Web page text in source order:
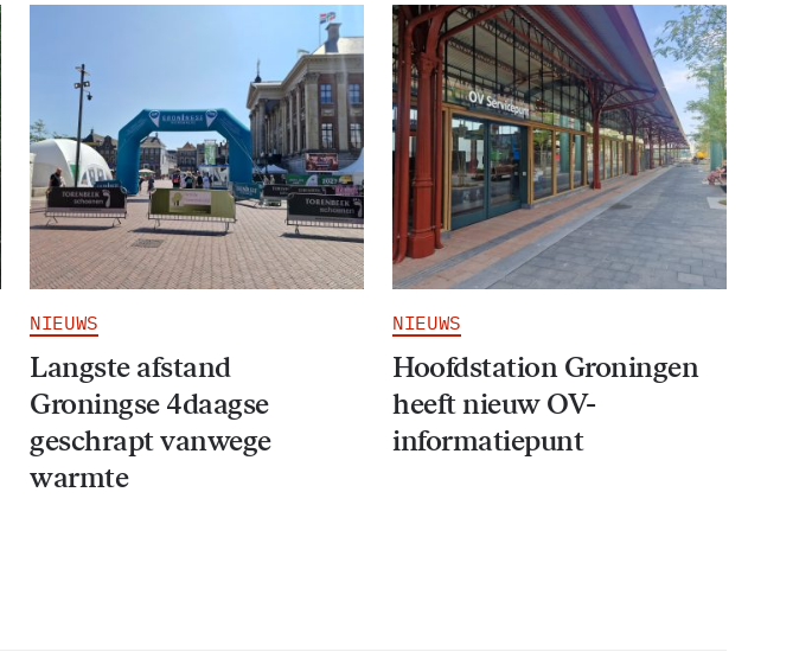
NIEUWS
Langste afstand
Groningse 4daagse
geschrapt vanwege
warmte
NIEUWS
Hoofdstation Groningen
heeft nieuw OV-
informatiepunt